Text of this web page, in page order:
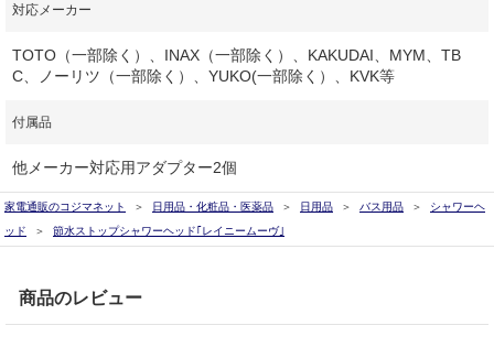
対応メーカー
TOTO（一部除く）、INAX（一部除く）、KAKUDAI、MYM、TB
C、ノーリツ（一部除く）、YUKO(一部除く）、KVK等
付属品
他メーカー対応用アダプター2個
家電通販のコジマネット 日用品・化粧品・医薬品 日用品 バス用品
シャワーヘ
ッド
節水ストップシャワーヘッド｢レイニームーヴ｣
商品のレビュー